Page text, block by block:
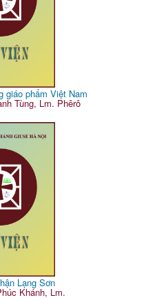
giáo phẩm Việt Nam
Tùng, Lm. Phêrô
Lạng Sơn
Khánh, Lm.